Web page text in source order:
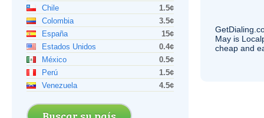
Chile
1.5¢
Colombia
3.5¢
España
15¢
Estados Unidos
0.4¢
México
0.5¢
Perú
1.5¢
Venezuela
4.5¢
May is
cheap and